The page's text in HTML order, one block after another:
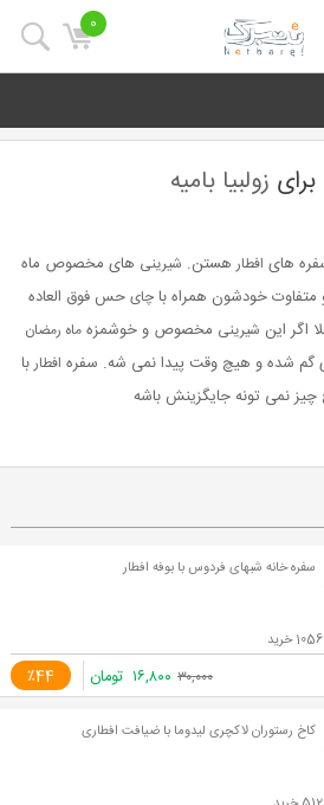
0
زولبیا بامیه
های افطارهستن. شیرینی های مخصوص ماه
خودشون همراه با چای حس فوق العاده
اگر این شیرینی مخصوص و خوشمزه ماه رمضان
گم شده و هیچ وقت پیدا نمی شه. سفره افطاربا
نمی تونه جایگزینش باشه
سفره خانه شبهای فردوس با بوفه افطار
٪44 ۳۰,۰۰۰ ۱۶,۸۰۰ تومان
کاخ رستوران لاکچری لیدوما با ضیافت افطاری